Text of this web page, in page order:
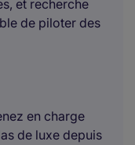
et recherche
de piloter des
en charge
de luxe depuis